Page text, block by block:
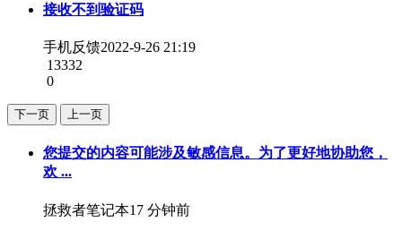
接收不到验证码
手机反馈2022-9-26 21:19
13332
0
下一页 上一页
您提交的内容可能涉及敏感信息。为了更好地协助您，
欢 ...
拯救者笔记本17 分钟前